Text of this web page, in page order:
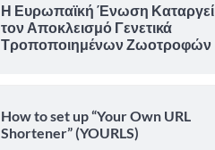
Η Ευρωπαϊκή Ένωση Καταργεί
τον Αποκλεισμό Γενετικά
Τροποποιημένων Ζωοτροφών
How to set up “Your Own URL
Shortener” (YOURLS)